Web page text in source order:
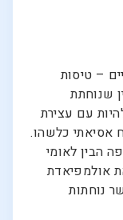
– טיסות
שנוחתת
עם עצירת
אסיאתי כלשהו.
הבין לאומי
אולמפיאדת
נוחתות